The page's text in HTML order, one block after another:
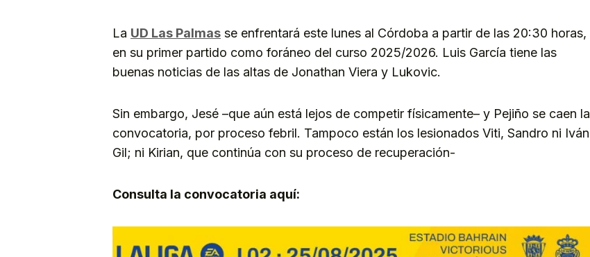
La UD Las Palmas se enfrentará este lunes al Córdoba a partir de las 20:30 horas,
en su primer partido como foráneo del curso 2025/2026. Luis García tiene las
buenas noticias de las altas de Jonathan Viera y Lukovic.
Sin embargo, Jesé –que aún está lejos de competir físicamente– y Pejiño se caen la
convocatoria, por proceso febril. Tampoco están los lesionados Viti, Sandro ni Iván
Gil; ni Kirian, que continúa con su proceso de recuperación-
Consulta la convocatoria aquí: